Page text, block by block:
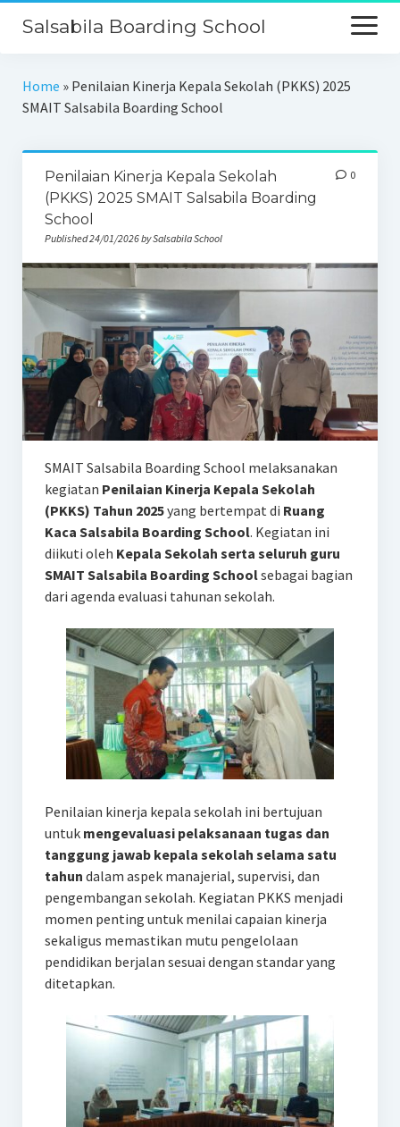
Salsabila Boarding School
Beranda
Keunggulan
Galeri
PPDB
Kontak
Home » Penilaian Kinerja Kepala Sekolah (PKKS) 2025
SMAIT Salsabila Boarding School
Penilaian Kinerja Kepala Sekolah
(PKKS) 2025 SMAIT Salsabila Boarding
School
Published 24/01/2026 by Salsabila School
0
SMAIT Salsabila Boarding School melaksanakan
kegiatan Penilaian Kinerja Kepala Sekolah
(PKKS) Tahun 2025yang bertempat di Ruang
Kaca Salsabila Boarding School. Kegiatan ini
diikuti oleh Kepala Sekolah serta seluruh guru
SMAIT Salsabila Boarding Schoolsebagai bagian
dari agenda evaluasi tahunan sekolah.
Penilaian kinerja kepala sekolah ini bertujuan
untuk mengevaluasi pelaksanaan tugas dan
tanggung jawab kepala sekolah selama satu
tahun dalam aspek manajerial, supervisi, dan
pengembangan sekolah. Kegiatan PKKS menjadi
momen penting untuk menilai capaian kinerja
sekaligus memastikan mutu pengelolaan
pendidikan berjalan sesuai dengan standar yang
ditetapkan.